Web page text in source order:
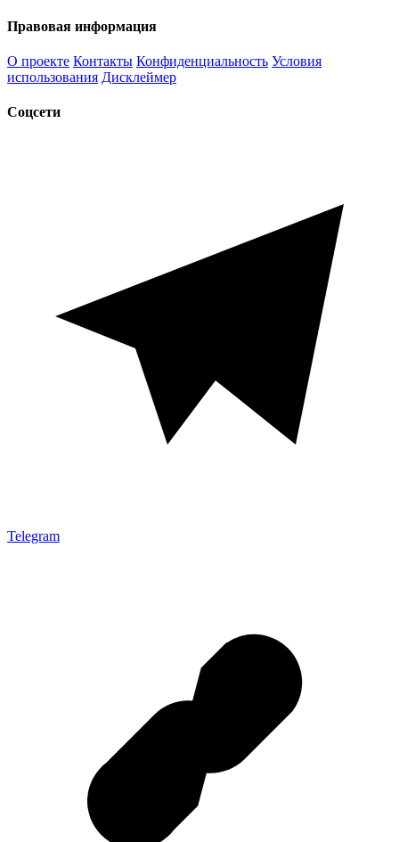
Правовая информация
О проекте Контакты Конфиденциальность Условия
использования Дисклеймер
Соцсети
Telegram